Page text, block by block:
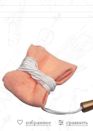
избранное сравнить